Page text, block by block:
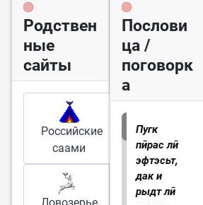
Родствен
ные
сайты
Российские
саами
Послови
ца /
поговорк
а
Пугк
пӣрас лӣ
эфтэсьт,
дак и
рыдт лӣ